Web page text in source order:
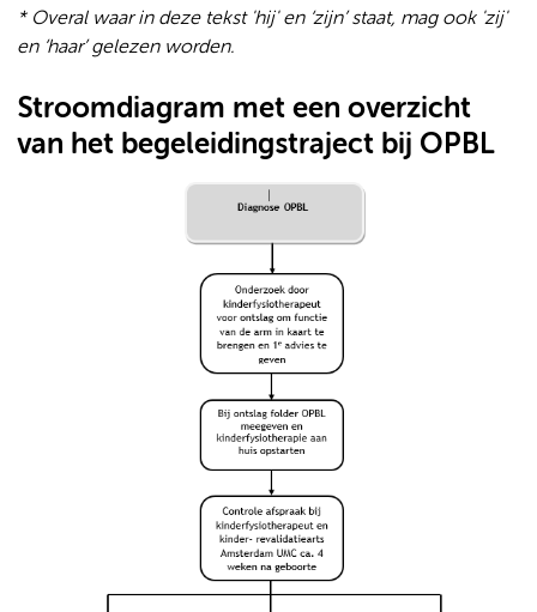
* Overal waar in deze tekst 'hij' en ‘zijn’ staat, mag ook 'zij'
en ‘haar’ gelezen worden.
Stroomdiagram met een overzicht
van het begeleidingstraject bij OPBL